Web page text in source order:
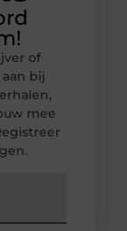
of
bij
mee